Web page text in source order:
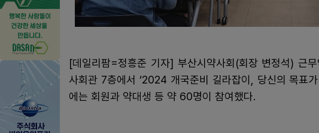
[데일리팜=정흥준 기자] 부산시약사회(회장 변정석) 근
사회관 7층에서 ‘2024 개국준비 길라잡이, 당신의 목표
에는 회원과 약대생 등 약 60명이 참여했다.